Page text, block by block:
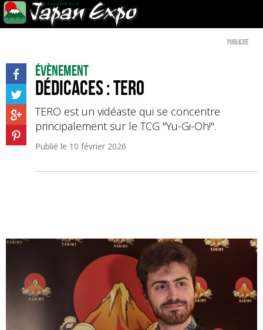
Publicité
Évènement
Dédicaces : Tero
TERO est un vidéaste qui se concentre
principalement sur le TCG "Yu-Gi-Oh!".
Publié le 10 février 2026